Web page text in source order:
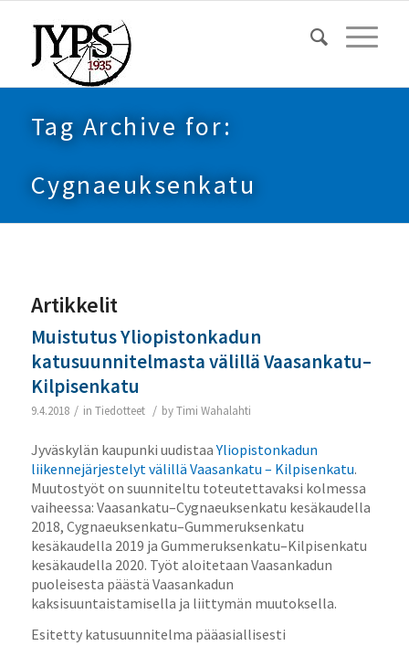
Tag Archive for:
Cygnaeuksenkatu
Artikkelit
Muistutus Yliopistonkadun
katusuunnitelmasta välillä Vaasankatu–
Kilpisenkatu
9.4.2018 / in Tiedotteet / byTimi Wahalahti
Jyväskylän kaupunki uudistaaYliopistonkadun
liikennejärjestelyt välillä Vaasankatu – Kilpisenkatu.
Muutostyöt on suunniteltu toteutettavaksi kolmessa
vaiheessa: Vaasankatu–Cygnaeuksenkatu kesäkaudella
2018, Cygnaeuksenkatu–Gummeruksenkatu
kesäkaudella 2019 ja Gummeruksenkatu–Kilpisenkatu
kesäkaudella 2020. Työt aloitetaan Vaasankadun
puoleisesta päästä Vaasankadun
kaksisuuntaistamisella ja liittymän muutoksella.
Esitetty katusuunnitelma pääasiallisesti